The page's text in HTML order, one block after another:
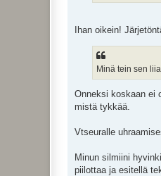
Ihan oikein!
Minä tein sen
Onneksi koskaan ei
mistä tykkää.
Vtseuralle
Minun silmiini
piilottaa ja esitellä